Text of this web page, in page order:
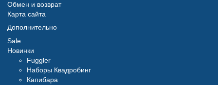
Обмен и возврат
Карта сайта
Дополнительно
Sale
Новинки
Fuggler
Наборы Квадробинг
Капибара